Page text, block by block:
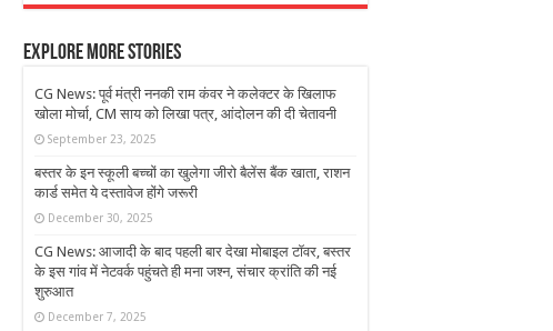
Explore More Stories
CG News: पूर्व मंत्री ननकी राम कंवर ने कलेक्टर के खिलाफ
खोला मोर्चा, CM साय को लिखा पत्र, आंदोलन की दी चेतावनी
September 23, 2025
बस्तर के इन स्कूली बच्चों का खुलेगा जीरो बैलेंस बैंक खाता, राशन
कार्ड समेत ये दस्तावेज होंगे जरूरी
December 30, 2025
CG News: आजादी के बाद पहली बार देखा मोबाइल टॉवर, बस्तर
के इस गांव में नेटवर्क पहुंचते ही मना जश्न, संचार क्रांति की नई
शुरुआत
December 7, 2025